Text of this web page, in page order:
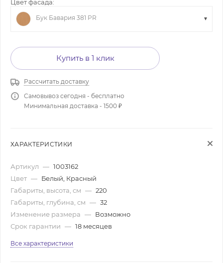
Цвет фасада:
Бук Бавария 381 PR
Купить в 1 клик
Рассчитать доставку
Самовывоз сегодня - бесплатно
Минимальная доставка - 1500 ₽
ХАРАКТЕРИСТИКИ
Артикул — 1003162
Цвет — Белый, Красный
Габариты, высота, см — 220
Габариты, глубина, см — 32
Изменение размера — Возможно
Срок гарантии — 18 месяцев
Все характеристики